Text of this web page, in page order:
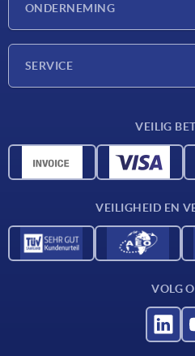
ONDERNEMING
SERVICE
CAD-gegevens
VEILIG
VEILIGHEID EN
VOLG